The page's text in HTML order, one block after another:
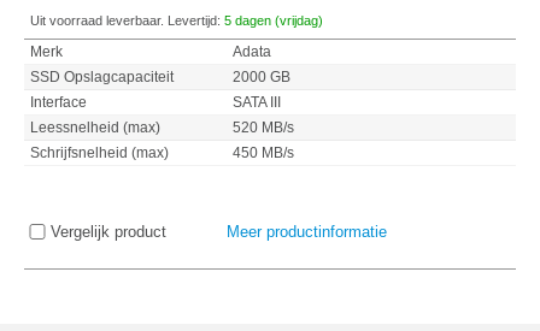
Uit voorraad leverbaar. Levertijd: 5 dagen (vrijdag)
Merk
Adata
SSD Opslagcapaciteit
2000 GB
Interface
SATA III
Leessnelheid (max)
520 MB/s
Schrijfsnelheid (max)
450 MB/s
Vergelijk product Meer productinformatie